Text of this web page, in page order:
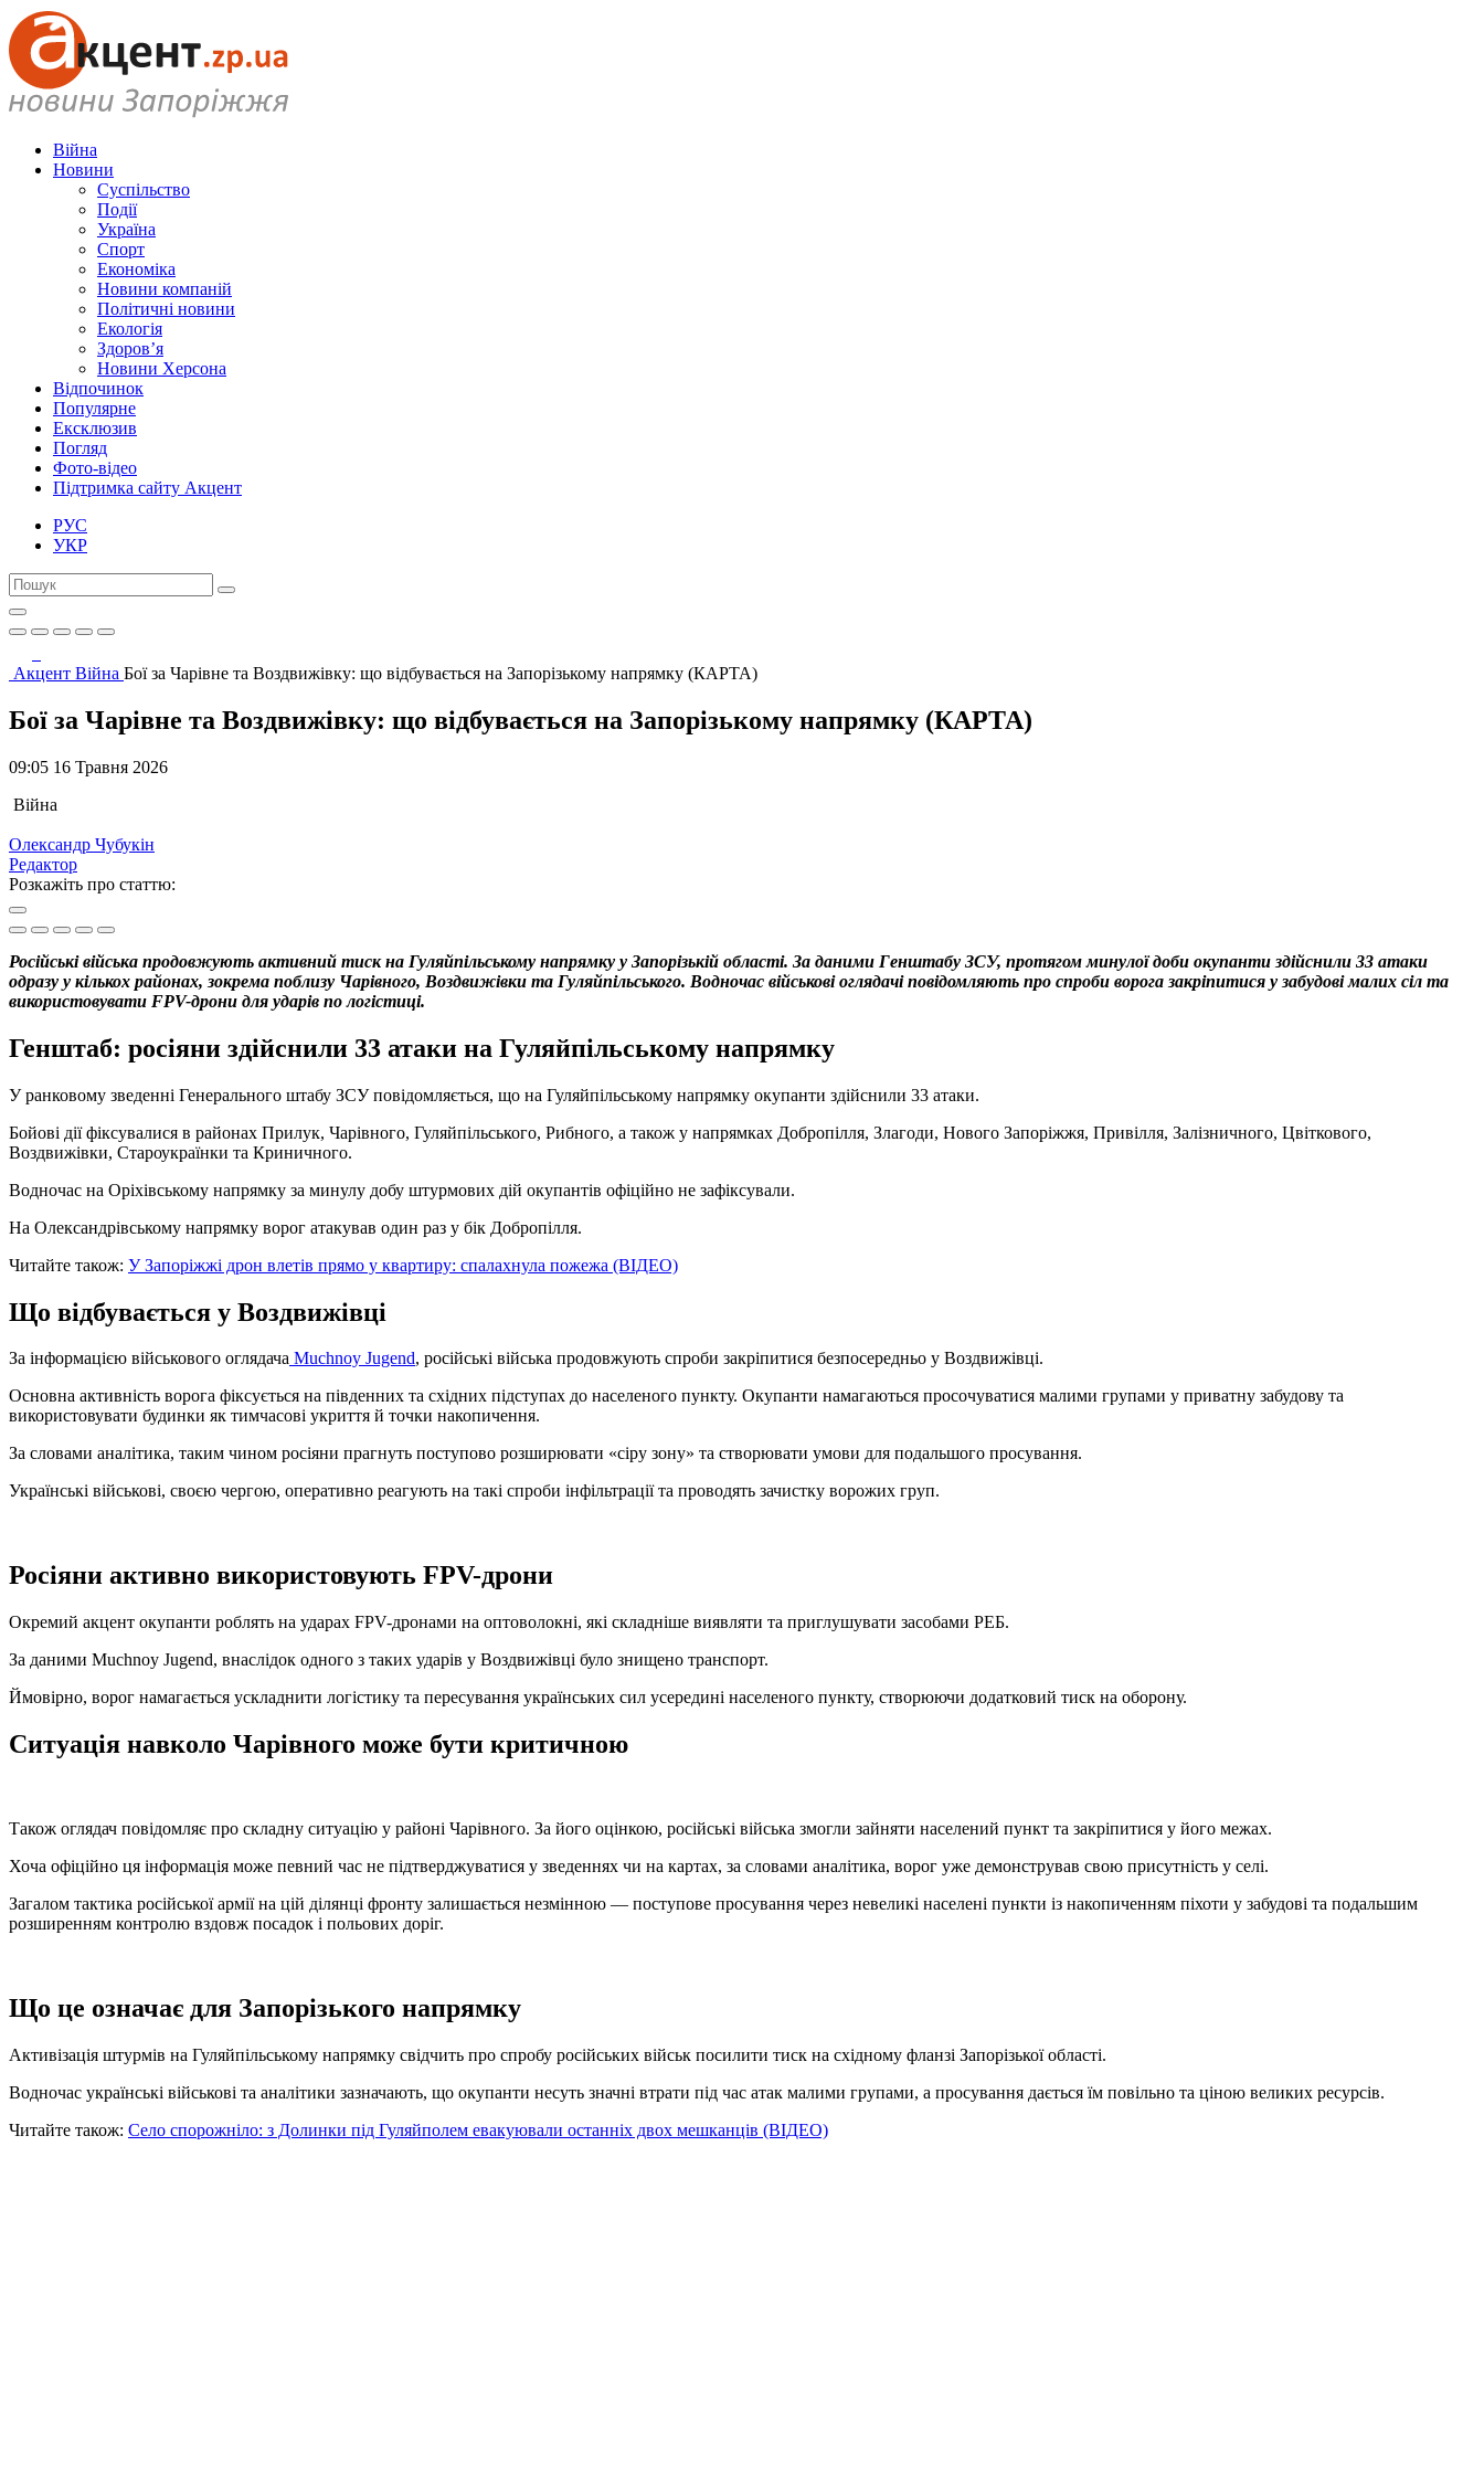
Війна
Новини
Суспільство
Події
Україна
Спорт
Економіка
Новини компаній
Політичні новини
Екологія
Здоров’я
Новини Херсона
Відпочинок
Популярне
Ексклюзив
Погляд
Фото-відео
Підтримка сайту Акцент
РУС
УКР
Акцент Війна Бої за Чарівне та Воздвижівку: що відбувається на Запорізькому напрямку (КАРТА)
Бої за Чарівне та Воздвижівку: що відбувається на Запорізькому напрямку (КАРТА)
09:05 16 Травня 2026
Війна
Олександр Чубукін
Редактор
Розкажіть про статтю:
Російські війська продовжують активний тиск на Гуляйпільському напрямку у Запорізькій області. За даними Генштабу ЗСУ, протягом минулої доби окупанти здійснили 33 атаки
одразу у кількох районах, зокрема поблизу Чарівного, Воздвижівки та Гуляйпільського. Водночас військові оглядачі повідомляють про спроби ворога закріпитися у забудові малих сіл та
використовувати FPV-дрони для ударів по логістиці.
Генштаб: росіяни здійснили 33 атаки на Гуляйпільському напрямку
У ранковому зведенні Генерального штабу ЗСУ повідомляється, що на Гуляйпільському напрямку окупанти здійснили 33 атаки.
Бойові дії фіксувалися в районах Прилук, Чарівного, Гуляйпільського, Рибного, а також у напрямках Добропілля, Злагоди, Нового Запоріжжя, Привілля, Залізничного, Цвіткового,
Воздвижівки, Староукраїнки та Криничного.
Водночас на Оріхівському напрямку за минулу добу штурмових дій окупантів офіційно не зафіксували.
На Олександрівському напрямку ворог атакував один раз у бік Добропілля.
Читайте також: У Запоріжжі дрон влетів прямо у квартиру: спалахнула пожежа (ВІДЕО)
Що відбувається у Воздвижівці
За інформацією військового оглядача Muchnoy Jugend, російські війська продовжують спроби закріпитися безпосередньо у Воздвижівці.
Основна активність ворога фіксується на південних та східних підступах до населеного пункту. Окупанти намагаються просочуватися малими групами у приватну забудову та
використовувати будинки як тимчасові укриття й точки накопичення.
За словами аналітика, таким чином росіяни прагнуть поступово розширювати «сіру зону» та створювати умови для подальшого просування.
Українські військові, своєю чергою, оперативно реагують на такі спроби інфільтрації та проводять зачистку ворожих груп.
Росіяни активно використовують FPV-дрони
Окремий акцент окупанти роблять на ударах FPV-дронами на оптоволокні, які складніше виявляти та приглушувати засобами РЕБ.
За даними Muchnoy Jugend, внаслідок одного з таких ударів у Воздвижівці було знищено транспорт.
Ймовірно, ворог намагається ускладнити логістику та пересування українських сил усередині населеного пункту, створюючи додатковий тиск на оборону.
Ситуація навколо Чарівного може бути критичною
Також оглядач повідомляє про складну ситуацію у районі Чарівного. За його оцінкою, російські війська змогли зайняти населений пункт та закріпитися у його межах.
Хоча офіційно ця інформація може певний час не підтверджуватися у зведеннях чи на картах, за словами аналітика, ворог уже демонстрував свою присутність у селі.
Загалом тактика російської армії на цій ділянці фронту залишається незмінною — поступове просування через невеликі населені пункти із накопиченням піхоти у забудові та подальшим
розширенням контролю вздовж посадок і польових доріг.
Що це означає для Запорізького напрямку
Активізація штурмів на Гуляйпільському напрямку свідчить про спробу російських військ посилити тиск на східному фланзі Запорізької області.
Водночас українські військові та аналітики зазначають, що окупанти несуть значні втрати під час атак малими групами, а просування дається їм повільно та ціною великих ресурсів.
Читайте також: Село спорожніло: з Долинки під Гуляйполем евакуювали останніх двох мешканців (ВІДЕО)